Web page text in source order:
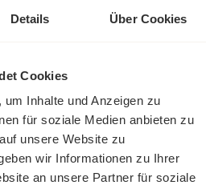
Details Über Cookies
Cookies
Inhalte und Anzeigen zu
für soziale Medien anbieten zu
unsere Website zu
wir Informationen zu Ihrer
an unsere Partner für soziale
sorgen für Stabilität und
cm - Breite: 165 cm - Tiefe:
leicht feuchten Tuch